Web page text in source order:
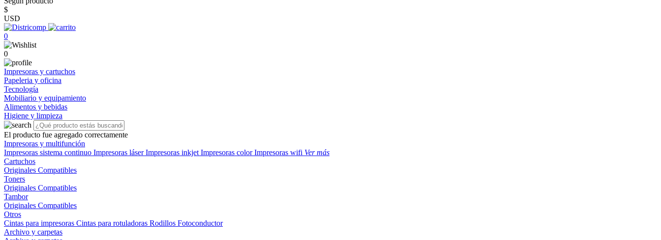
$
USD
0
0
Impresoras y cartuchos
Papeleria y oficina
Tecnología
Mobiliario y equipamiento
Alimentos y bebidas
Higiene y limpieza
El producto fue agregado correctamente
Impresoras y multifunción
Impresoras sistema continuo Impresoras láserImpresoras inkjet Impresoras colorImpresoras wifi Ver más
Cartuchos
Originales Compatibles
Toners
Originales Compatibles
Tambor
Originales Compatibles
Otros
Cintas para impresoras Cintas para rotuladoras Rodillos Fotoconductor
Archivo y carpetas